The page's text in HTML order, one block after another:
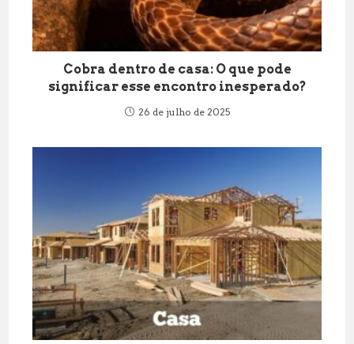
Cobra dentro de casa: O que pode
significar esse encontro inesperado?
26 de julho de 2025